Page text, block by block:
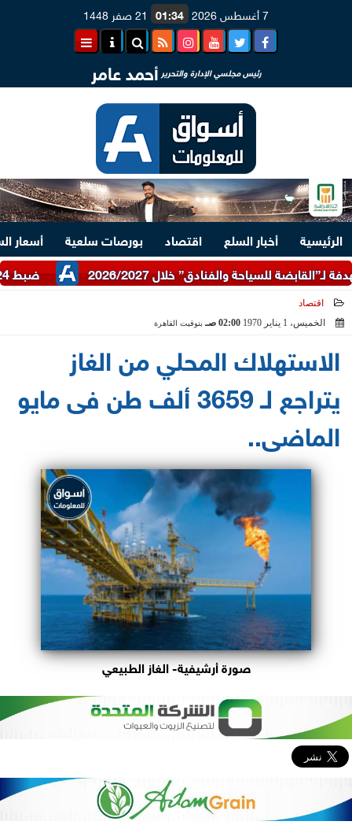
7 أغسطس 2026 01:34 21 صفر 1448
رئيس مجلسي الإدارة والتحرير أحمد عامر
الرئيسية أخبار السلع اقتصاد بورصات سلعية
أسعار
ضبط 24 طن دقيق أبيض وبلدي مدعم عبر شرطة التموين
اقتصاد
الخميس، 1 يناير 1970
02:00 صـ بتوقيت القاهرة
الاستهلاك المحلي من الغاز
يتراجع لـ 3659 ألف طن فى مايو
الماضى..
صورة أرشيفية- الغاز الطبيعي